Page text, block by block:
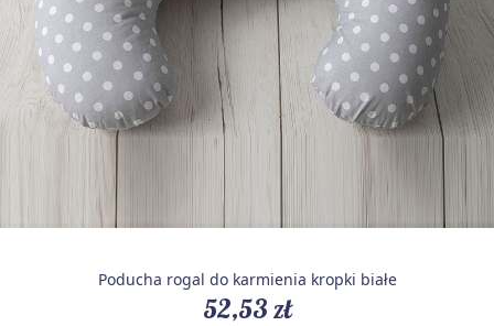
Poducha rogal do karmienia kropki białe
52,53 zł